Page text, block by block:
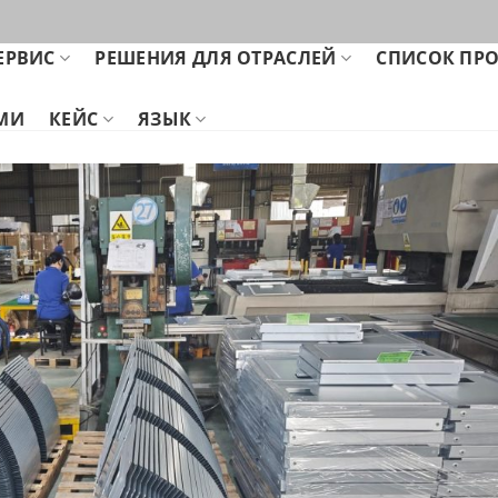
РЕШЕНИЯ ДЛЯ ОТРАСЛЕЙ СПИСОК
КЕЙС ЯЗЫК